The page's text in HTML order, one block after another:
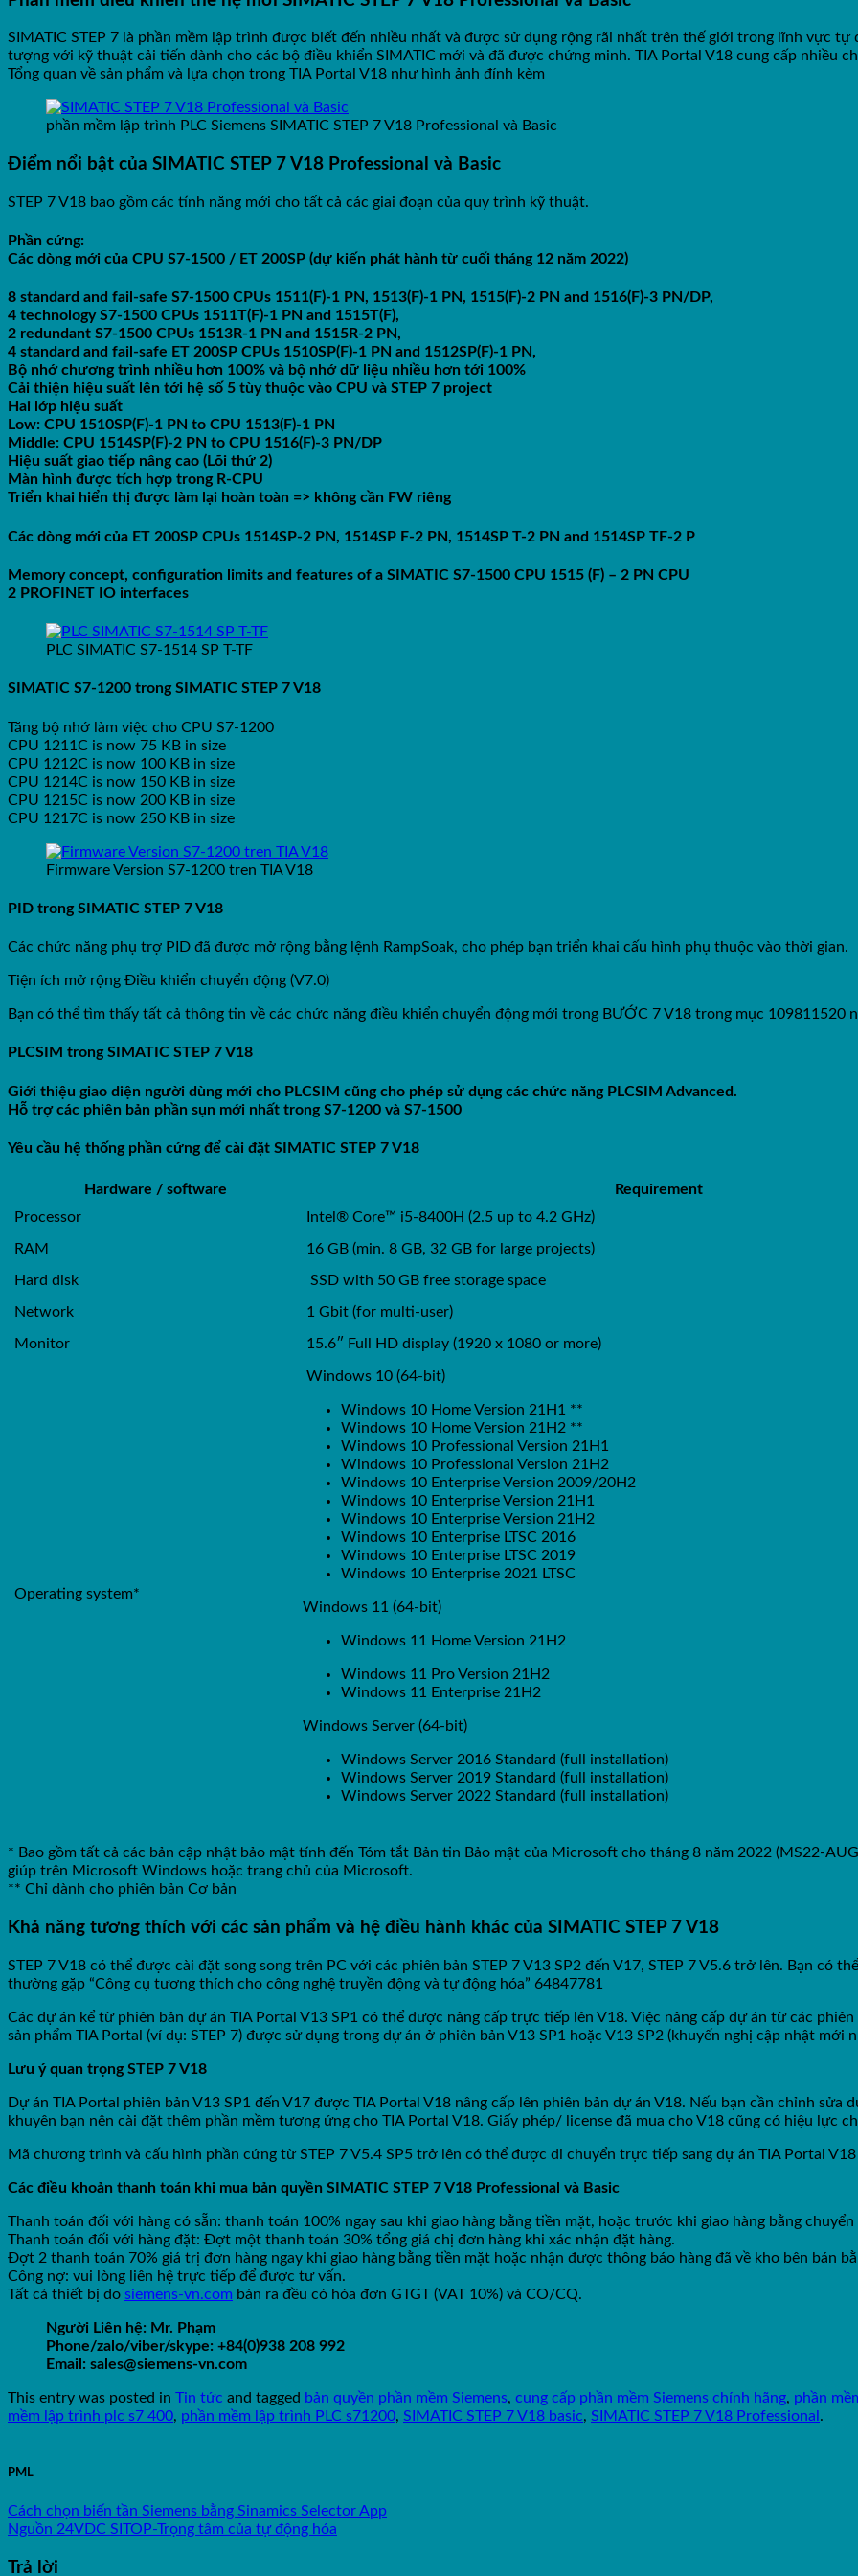
SIMATIC STEP 7 là phần mềm lập trình được biết đến nhiều nhất và được sử dụng rộng rãi nhất trên thế giới trong lĩnh vực tự
tượng với kỹ thuật cải tiến dành cho các bộ điều khiển SIMATIC mới và đã được chứng minh. TIA Portal V18 cung cấp nhiều
Tổng quan về sản phẩm và lựa chọn trong TIA Portal V18 như hình ảnh đính kèm
phần mềm lập trình PLC Siemens SIMATIC STEP 7 V18 Professional và Basic
Điểm nổi bật của SIMATIC STEP 7 V18 Professional và Basic
STEP 7 V18 bao gồm các tính năng mới cho tất cả các giai đoạn của quy trình kỹ thuật.
Phần cứng:
Các dòng mới của CPU S7-1500 / ET 200SP (dự kiến phát hành từ cuối tháng 12 năm 2022)
8 standard and fail-safe S7-1500 CPUs 1511(F)-1 PN, 1513(F)-1 PN, 1515(F)-2 PN and 1516(F)-3 PN/DP,
4 technology S7-1500 CPUs 1511T(F)-1 PN and 1515T(F),
2 redundant S7-1500 CPUs 1513R-1 PN and 1515R-2 PN,
4 standard and fail-safe ET 200SP CPUs 1510SP(F)-1 PN and 1512SP(F)-1 PN,
Bộ nhớ chương trình nhiều hơn 100% và bộ nhớ dữ liệu nhiều hơn tới 100%
Cải thiện hiệu suất lên tới hệ số 5 tùy thuộc vào CPU và STEP 7 project
Hai lớp hiệu suất
Low: CPU 1510SP(F)-1 PN to CPU 1513(F)-1 PN
Middle: CPU 1514SP(F)-2 PN to CPU 1516(F)-3 PN/DP
Hiệu suất giao tiếp nâng cao (Lõi thứ 2)
Màn hình được tích hợp trong R-CPU
Triển khai hiển thị được làm lại hoàn toàn => không cần FW riêng
Các dòng mới của ET 200SP CPUs 1514SP-2 PN, 1514SP F-2 PN, 1514SP T-2 PN and 1514SP TF-2 P
Memory concept, configuration limits and features of a SIMATIC S7-1500 CPU 1515 (F) – 2 PN CPU
2 PROFINET IO interfaces
PLC SIMATIC S7-1514 SP T-TF
SIMATIC S7-1200 trong SIMATIC STEP 7 V18
Tăng bộ nhớ làm việc cho CPU S7-1200
CPU 1211C is now 75 KB in size
CPU 1212C is now 100 KB in size
CPU 1214C is now 150 KB in size
CPU 1215C is now 200 KB in size
CPU 1217C is now 250 KB in size
Firmware Version S7-1200 tren TIA V18
PID trong SIMATIC STEP 7 V18
Các chức năng phụ trợ PID đã được mở rộng bằng lệnh RampSoak, cho phép bạn triển khai cấu hình phụ thuộc vào thời gian.
Tiện ích mở rộng Điều khiển chuyển động (V7.0)
Bạn có thể tìm thấy tất cả thông tin về các chức năng điều khiển chuyển động mới trong BƯỚC 7 V18 trong mục 109811520
PLCSIM trong SIMATIC STEP 7 V18
Giới thiệu giao diện người dùng mới cho PLCSIM cũng cho phép sử dụng các chức năng PLCSIM Advanced.
Hỗ trợ các phiên bản phần sụn mới nhất trong S7-1200 và S7-1500
Yêu cầu hệ thống phần cứng để cài đặt SIMATIC STEP 7 V18
Hardware / software
Requirement
Processor
Intel® Core™ i5-8400H (2.5 up to 4.2 GHz)
RAM 16 GB (min. 8 GB, 32 GB for large projects)
Hard disk SSD with 50 GB free storage space
Network 1 Gbit (for multi-user)
Monitor 15.6″ Full HD display (1920 x 1080 or more)
Operating system*
Windows 10 (64-bit)
Windows 10 Home Version 21H1 **
Windows 10 Home Version 21H2 **
Windows 10 Professional Version 21H1
Windows 10 Professional Version 21H2
Windows 10 Enterprise Version 2009/20H2
Windows 10 Enterprise Version 21H1
Windows 10 Enterprise Version 21H2
Windows 10 Enterprise LTSC 2016
Windows 10 Enterprise LTSC 2019
Windows 10 Enterprise 2021 LTSC
Windows 11 (64-bit)
Windows 11 Home Version 21H2
Windows 11 Pro Version 21H2
Windows 11 Enterprise 21H2
Windows Server (64-bit)
Windows Server 2016 Standard (full installation)
Windows Server 2019 Standard (full installation)
Windows Server 2022 Standard (full installation)
* Bao gồm tất cả các bản cập nhật bảo mật tính đến Tóm tắt Bản tin Bảo mật của Microsoft cho tháng 8 năm 2022 (MS22-
giúp trên Microsoft Windows hoặc trang chủ của Microsoft.
** Chỉ dành cho phiên bản Cơ bản
Khả năng tương thích với các sản phẩm và hệ điều hành khác của SIMATIC STEP 7 V18
STEP 7 V18 có thể được cài đặt song song trên PC với các phiên bản STEP 7 V13 SP2 đến V17, STEP 7 V5.6 trở lên. Bạn có
thường gặp “Công cụ tương thích cho công nghệ truyền động và tự động hóa” 64847781
Các dự án kể từ phiên bản dự án TIA Portal V13 SP1 có thể được nâng cấp trực tiếp lên V18. Việc nâng cấp dự án từ các
sản phẩm TIA Portal (ví dụ: STEP 7) được sử dụng trong dự án ở phiên bản V13 SP1 hoặc V13 SP2 (khuyến nghị cập nhật mới
Lưu ý quan trọng STEP 7 V18
Dự án TIA Portal phiên bản V13 SP1 đến V17 được TIA Portal V18 nâng cấp lên phiên bản dự án V18. Nếu bạn cần chỉnh sửa
khuyên bạn nên cài đặt thêm phần mềm tương ứng cho TIA Portal V18. Giấy phép/ license đã mua cho V18 cũng có hiệu lực
Mã chương trình và cấu hình phần cứng từ STEP 7 V5.4 SP5 trở lên có thể được di chuyển trực tiếp sang dự án TIA Portal V18
Các điều khoản thanh toán khi mua bản quyền SIMATIC STEP 7 V18 Professional và Basic
Thanh toán đối với hàng có sẵn: thanh toán 100% ngay sau khi giao hàng bằng tiền mặt, hoặc trước khi giao hàng bằng chuyển
Thanh toán đối với hàng đặt: Đợt một thanh toán 30% tổng giá chị đơn hàng khi xác nhận đặt hàng.
Đợt 2 thanh toán 70% giá trị đơn hàng ngay khi giao hàng bằng tiền mặt hoặc nhận được thông báo hàng đã về kho bên bán
Công nợ: vui lòng liên hệ trực tiếp để được tư vấn.
Tất cả thiết bị do siemens-vn.com bán ra đều có hóa đơn GTGT (VAT 10%) và CO/CQ.
Người Liên hệ: Mr. Phạm
Phone/zalo/viber/skype: +84(0)938 208 992
Email: sales@siemens-vn.com
This entry was posted in Tin tức and tagged bản quyền phần mềm Siemens, cung cấp phần mềm Siemens chính hãng, phần
mềm lập trình plc s7 400, phần mềm lập trình PLC s71200, SIMATIC STEP 7 V18 basic, SIMATIC STEP 7 V18 Professional .
PML
Cách chọn biến tần Siemens bằng Sinamics Selector App
Nguồn 24VDC SITOP-Trọng tâm của tự động hóa
Trả lời